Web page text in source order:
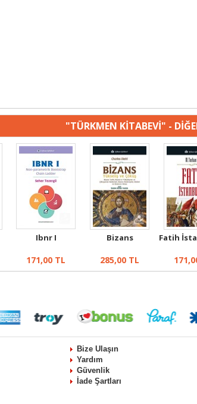
"TÜRKMEN KİTABEVİ" -
Ibnr I
171,00 TL
Bizans
285,00 TL
Fatih
Bize Ulaşın
Yardım
Güvenlik
İade Şartları